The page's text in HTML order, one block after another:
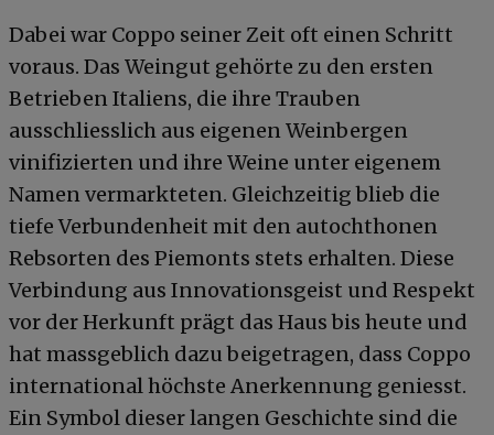
Dabei war Coppo seiner Zeit oft einen Schritt
voraus. Das Weingut gehörte zu den ersten
Betrieben Italiens, die ihre Trauben
ausschliesslich aus eigenen Weinbergen
vinifizierten und ihre Weine unter eigenem
Namen vermarkteten. Gleichzeitig blieb die
tiefe Verbundenheit mit den autochthonen
Rebsorten des Piemonts stets erhalten. Diese
Verbindung aus Innovationsgeist und Respekt
vor der Herkunft prägt das Haus bis heute und
hat massgeblich dazu beigetragen, dass Coppo
international höchste Anerkennung geniesst.
Ein Symbol dieser langen Geschichte sind die